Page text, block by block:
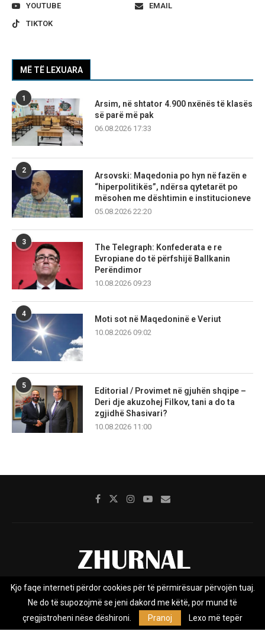
YOUTUBE
EMAIL
TIKTOK
MË TË LEXUARA
1
Arsim, në shtator 4.900 nxënës të klasës
së parë më pak
06.08.2026 17:33
2
Arsovski: Maqedonia po hyn në fazën e
“hiperpolitikës”, ndërsa qytetarët po
mësohen me dështimin e institucioneve
05.08.2026 22:20
3
The Telegraph: Konfederata e re
Evropiane do të përfshijë Ballkanin
Perëndimor
10.08.2026 09:23
4
Moti sot në Maqedoninë e Veriut
10.08.2026 09:02
5
Editorial / Provimet në gjuhën shqipe –
Deri dje akuzohej Filkov, tani a do ta
zgjidhë Shasivari?
10.08.2026 11:00
Rreth nesh Impresumi Marketing
Kontakt
Privacy Policy
Zhurnal.mk është Agjenci e Lajmeve e pavarur, e themeluar në vitin
Kjo faqe interneti përdor cookies për të përmirësuar përvojën tuaj.
Ne do të supozojmë se jeni dakord me këtë, por mund të
çregjistroheni nëse dëshironi.
Pranoj Lexo më tepër